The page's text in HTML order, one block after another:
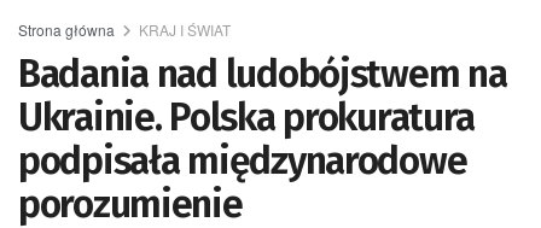
Strona główna KRAJ I ŚWIAT
Badania nad ludobójstwem na
Ukrainie. Polska prokuratura
podpisała międzynarodowe
porozumienie